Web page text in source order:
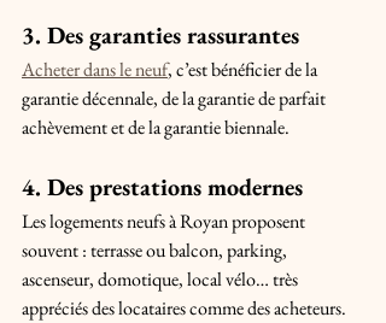
3. Des garanties rassurantes
Acheter dans le neuf, c’est bénéficier de la
garantie décennale, de la garantie de parfait
achèvement et de la garantie biennale.
4. Des prestations modernes
Les logements neufs à Royan proposent
souvent : terrasse ou balcon, parking,
ascenseur, domotique, local vélo… très
appréciés des locataires comme des acheteurs.